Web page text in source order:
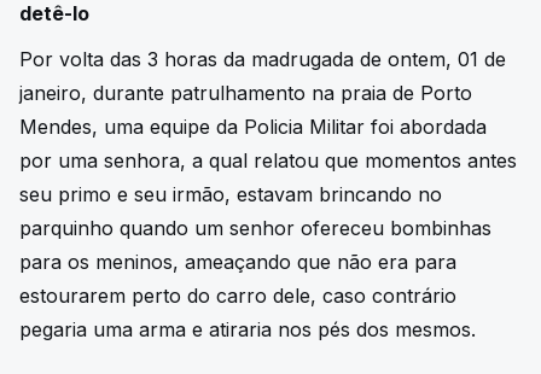
detê-lo
Por volta das 3 horas da madrugada de ontem, 01 de
janeiro, durante patrulhamento na praia de Porto
Mendes, uma equipe da Policia Militar foi abordada
por uma senhora, a qual relatou que momentos antes
seu primo e seu irmão, estavam brincando no
parquinho quando um senhor ofereceu bombinhas
para os meninos, ameaçando que não era para
estourarem perto do carro dele, caso contrário
pegaria uma arma e atiraria nos pés dos mesmos.